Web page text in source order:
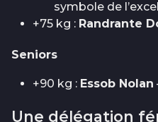
symbole de
+75 kg : Randrante
Seniors
+90 kg : Essob Nolan
Une délégation